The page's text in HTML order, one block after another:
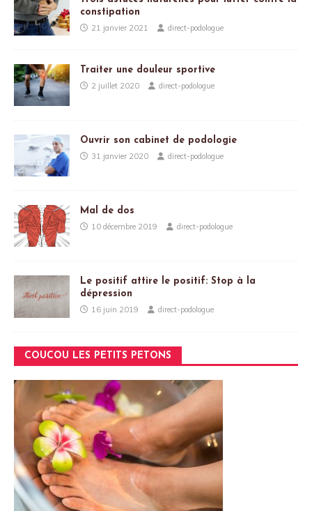
constipation
21 janvier 2021 direct-podologue
Traiter une douleur sportive
2 juillet 2020 direct-podologue
Ouvrir son cabinet de podologie
31 janvier 2020 direct-podologue
Mal de dos
10 décembre 2019 direct-podologue
Le positif attire le positif: Stop à la
dépression
16 juin 2019 direct-podologue
COUCOU LES PETITS PETONS